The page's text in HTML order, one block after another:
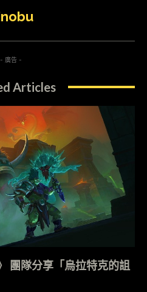
- 廣告 -
Articles
團隊分享「烏拉特克的詛